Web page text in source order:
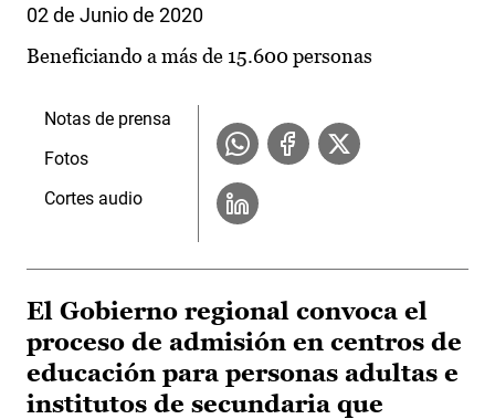
02 de Junio de 2020
Beneficiando a más de 15.600 personas
Notas de prensa
Fotos
Cortes audio
El Gobierno regional convoca el
proceso de admisión en centros de
educación para personas adultas e
institutos de secundaria que